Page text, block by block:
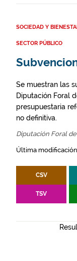
SOCIEDAD Y
SECTOR PÚBLICO
Se muestran las
Diputación Foral
presupuestaria
no definitiva.
Diputación Foral
Última
CSV
TSV